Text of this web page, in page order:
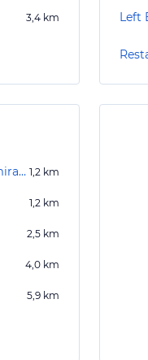
3,4 km Left
Supermarkt Carrefour (Mall of the Emirates) 1,2 km
1,2 km
2,5 km
4,0 km
5,9 km